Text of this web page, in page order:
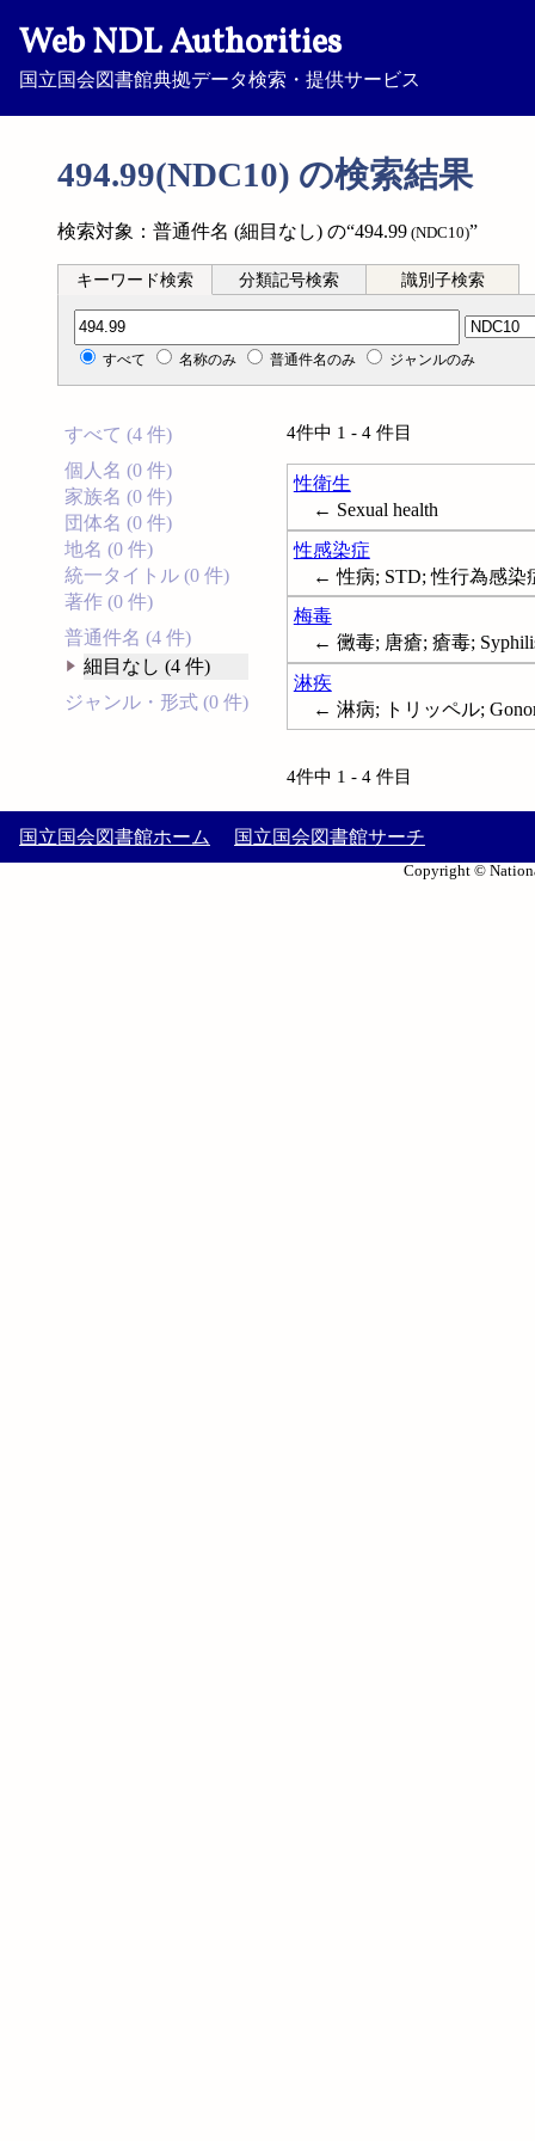
Web NDL Authorities
国立国会図書館典拠データ検索・提供サービス
494.99(NDC10) の検索結果
検索対象：普通件名 (細目なし) の“494.99 (NDC10)”
キーワード検索 分類記号検索 識別子検索
分類記号検索
すべて 名称のみ 普通件名のみ ジャンルのみ
すべて (4 件)
個人名 (0 件)
家族名 (0 件)
団体名 (0 件)
地名 (0 件)
統一タイトル (0 件)
著作 (0 件)
普通件名 (4 件)
細目なし (4 件)
ジャンル・形式 (0 件)
4件中 1 - 4 件目
性衛生
← Sexual health
性感染症
← 性病; STD; 性行為感染
梅毒
← 黴毒; 唐瘡; 瘡毒;
淋疾
← 淋病; トリッペル;
4件中 1 - 4 件目
国立国会図書館ホーム 国立国会図書館サーチ
Copyright ©